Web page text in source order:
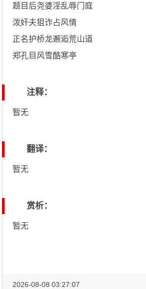
题目后尧婆淫乱辱门庭
泼奸夫狙诈占风情
正名护桥龙邂逅荒山道
郑孔目风雪酷寒亭
注释：
暂无
翻译：
暂无
赏析：
暂无
2026-08-08 03:27:07